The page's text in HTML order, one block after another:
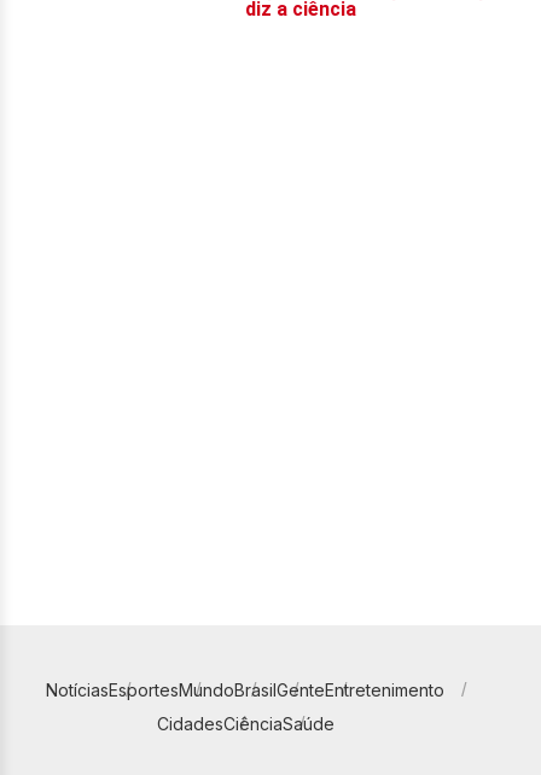
NotíciasEsportesMundoBrasilGenteEntretenimento
CidadesCiênciaSaúde